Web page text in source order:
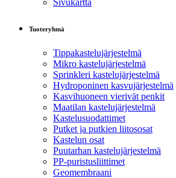
Tuoteryhmä
Tippakastelujärjestelmä
Mikro kastelujärjestelmä
Sprinkleri kastelujärjestelmä
Hydroponinen kasvujärjestelmä
Kasvihuoneen vierivät penkit
Maatilan kastelujärjestelmä
Kastelusuodattimet
Putket ja putkien liitososat
Kastelun osat
Puutarhan kastelujärjestelmä
PP-puristusliittimet
Geomembraani